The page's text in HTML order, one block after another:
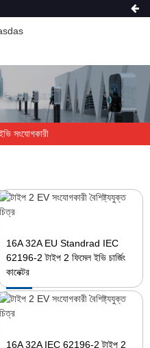
সংযোগকারী
16A 32A EU Standrad IEC
62196-2 টাইপ 2 ফিমেল ইভি চার্জিং
কানেক্টর
16A 32A IEC 62196-2 টাইপ 2